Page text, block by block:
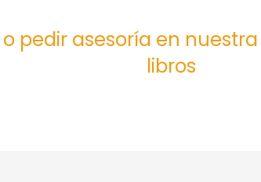
pedir asesoría en
libros